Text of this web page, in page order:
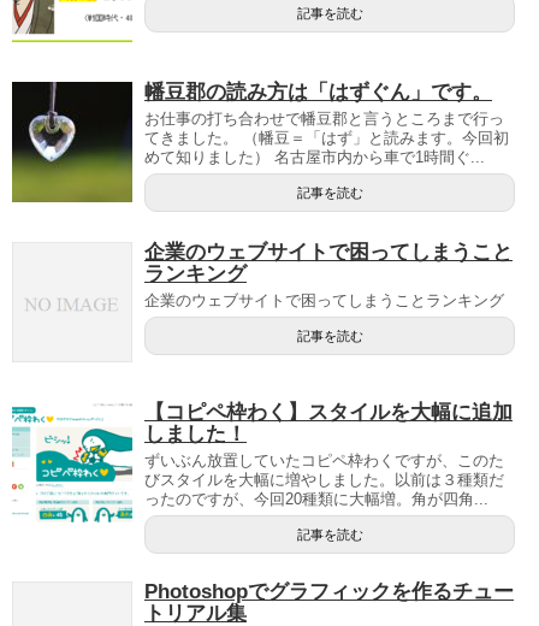
記事を読む
幡豆郡の読み方は「はずぐん」です。
お仕事の打ち合わせで幡豆郡と言うところまで行っ
てきました。 （幡豆＝「はず」と読みます。今回初
めて知りました） 名古屋市内から車で1時間ぐ...
記事を読む
企業のウェブサイトで困ってしまうこと
ランキング
企業のウェブサイトで困ってしまうことランキング
記事を読む
【コピペ枠わく】スタイルを大幅に追加
しました！
ずいぶん放置していたコピペ枠わくですが、このた
びスタイルを大幅に増やしました。以前は３種類だ
ったのですが、今回20種類に大幅増。角が四角...
記事を読む
Photoshopでグラフィックを作るチュー
トリアル集